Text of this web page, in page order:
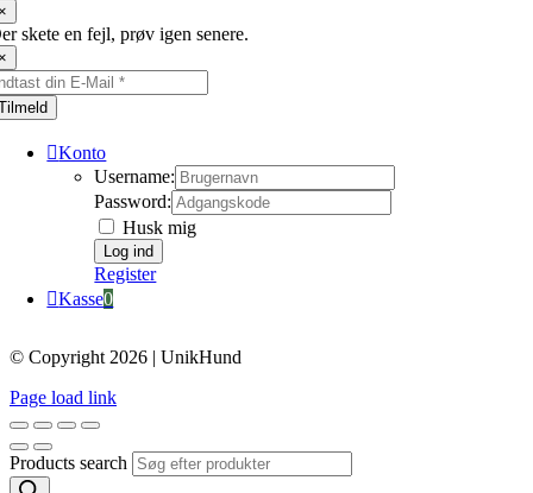
skete en fejl, prøv igen senere.
Konto
Username:
Password:
Husk mig
Register
Kasse0
© Copyright 2026 | UnikHund
Page load link
Products search